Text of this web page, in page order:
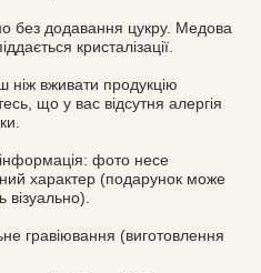
без додавання цукру. Медова
кристалізації.
ніж вживати продукцію
що у вас відсутня алергія
фото несе
характер (подарунок може
візуально).
гравіювання (виготовлення